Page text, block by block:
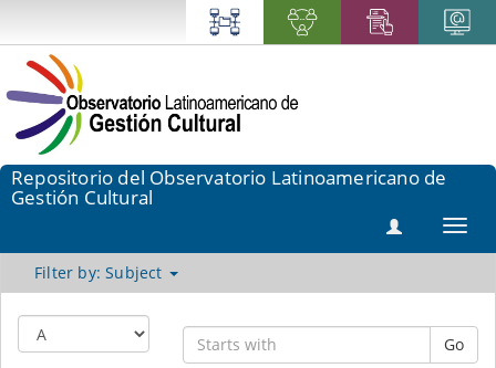
Repositorio del Observatorio Latinoamericano de
Gestión Cultural
Filter by: Subject
Go